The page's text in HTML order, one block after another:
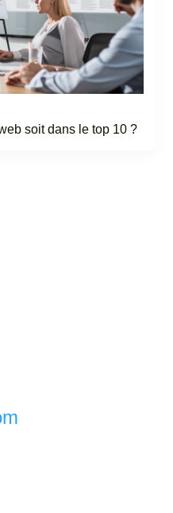
soit dans le top 10 ?